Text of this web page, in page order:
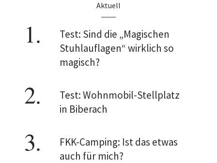
Aktuell
Test: Sind die „Magischen
Stuhlauflagen“ wirklich so
magisch?
Test: Wohnmobil-Stellplatz
in Biberach
FKK-Camping: Ist das etwas
auch für mich?